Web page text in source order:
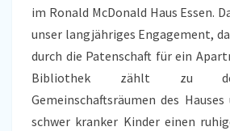
HAUS
ESSEN
im Ronald McDonald Haus Essen.
unser langjähriges Engagement,
durch die Patenschaft für ein
Bibliothek zählt zu
Gemeinschaftsräumen des
schwer kranker Kinder einen